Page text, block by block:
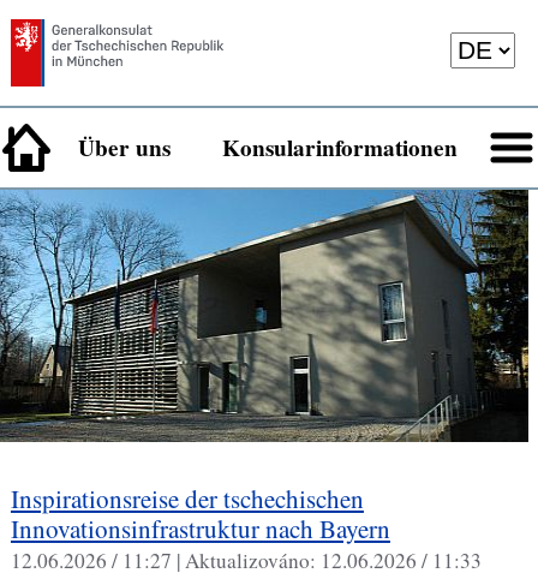
Über uns Konsularinformationen
Inspirationsreise der tschechischen
Innovationsinfrastruktur nach Bayern
12.06.2026 / 11:27 |Aktualizováno: 12.06.2026 / 11:33